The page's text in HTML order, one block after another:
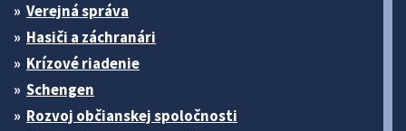
Verejná správa
Hasiči a záchranári
Krízové riadenie
Schengen
Rozvoj občianskej spoločnosti